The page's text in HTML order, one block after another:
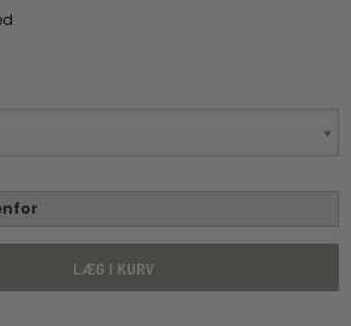
LÆG I KURV